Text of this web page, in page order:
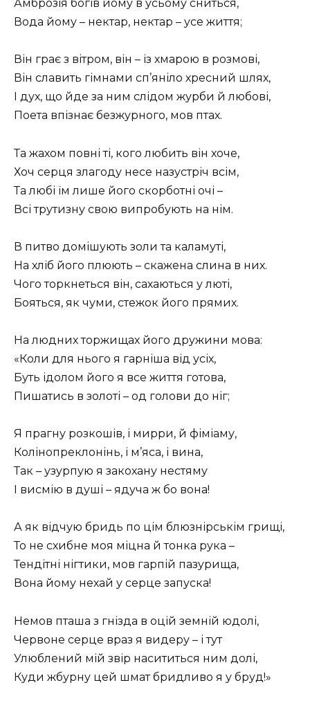
Амброзія богів йому в усьому сниться,
Вода йому – нектар, нектар – усе життя;
Він грає з вітром, він – із хмарою в розмові,
Він славить гімнами сп’яніло хресний шлях,
I дух, що йде за ним слідом журби й любові,
Поета впізнає безжурного, мов птах.
Та жахом повні ті, кого любить він хоче,
Хоч серця злагоду несе назустріч всім,
Та любі їм лише його скорботні очі –
Всі трутизну свою випробують на нім.
В питво домішують золи та каламуті,
На хліб його плюють – скажена слина в них.
Чого торкнеться він, сахаються у люті,
Бояться, як чуми, стежок його прямих.
На людних торжищах його дружини мова:
«Коли для нього я гарніша від усіх,
Буть ідолом його я все життя готова,
Пишатись в золоті – од голови до ніг;
Я прагну розкошів, і мирри, й фіміаму,
Колінопреклонінь, і м’яса, і вина,
Так – узурпую я закохану нестяму
I висмію в душі – ядуча ж бо вона!
А як відчую бридь по цім блюзнірськім грищі,
То не схибне моя міцна й тонка рука –
Тендітні нігтики, мов гарпій пазурища,
Вона йому нехай у серце запуска!
Немов пташа з гнізда в оцій земній юдолі,
Червоне серце враз я видеру – і тут
Улюблений мій звір насититься ним долі,
Куди жбурну цей шмат бридливо я у бруд!»